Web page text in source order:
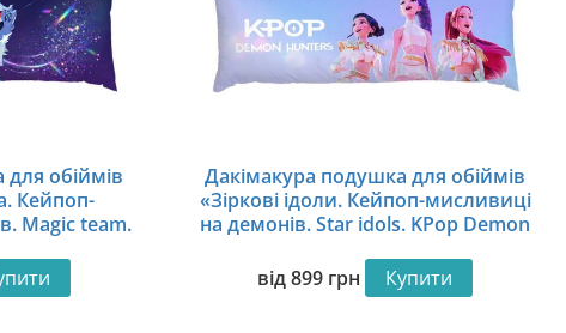
обіймів
Кейпоп-
Magic team.
Дакімакура подушка для обіймів
«Зіркові ідоли. Кейпоп-мисливиці
на демонів. Star idols. KPop Demon
від899 грн Купити